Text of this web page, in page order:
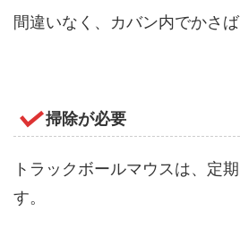
間違いなく、カバン内でかさば
掃除が必要
トラックボールマウスは、定
す。